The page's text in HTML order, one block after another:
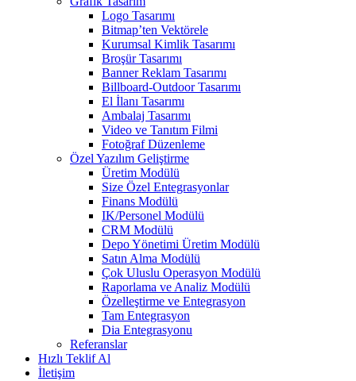
Logo Tasarımı
Bitmap’ten Vektörele
Kurumsal Kimlik Tasarımı
Broşür Tasarımı
Banner Reklam Tasarımı
Billboard-Outdoor Tasarımı
El İlanı Tasarımı
Ambalaj Tasarımı
Video ve Tanıtım Filmi
Fotoğraf Düzenleme
Özel Yazılım Geliştirme
Üretim Modülü
Size Özel Entegrasyonlar
Finans Modülü
IK/Personel Modülü
CRM Modülü
Depo Yönetimi Üretim Modülü
Satın Alma Modülü
Çok Uluslu Operasyon Modülü
Raporlama ve Analiz Modülü
Özelleştirme ve Entegrasyon
Tam Entegrasyon
Dia Entegrasyonu
Referanslar
Hızlı Teklif Al
İletişim